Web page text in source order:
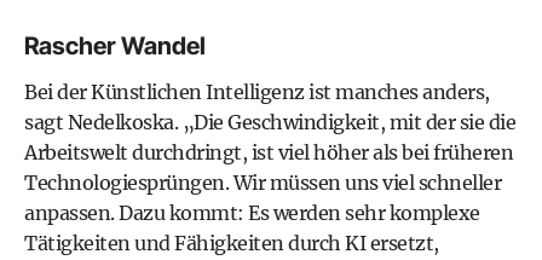
Rascher Wandel
Bei der Künstlichen Intelligenz ist manches anders,
sagt Nedelkoska. „Die Geschwindigkeit, mit der sie die
Arbeitswelt durchdringt, ist viel höher als bei früheren
Technologiesprüngen. Wir müssen uns viel schneller
anpassen. Dazu kommt: Es werden sehr komplexe
Tätigkeiten und Fähigkeiten durch KI ersetzt,